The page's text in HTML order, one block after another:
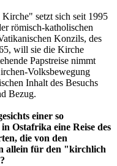
setzt sich seit 1995
römisch-katholischen
Konzils, des
will sie die Kirche
Papstreise nimmt
Volksbewegung
Inhalt des Besuchs
Bezug.
einer so
Ostafrika eine Reise des
die von den
allein für den "kirchlich